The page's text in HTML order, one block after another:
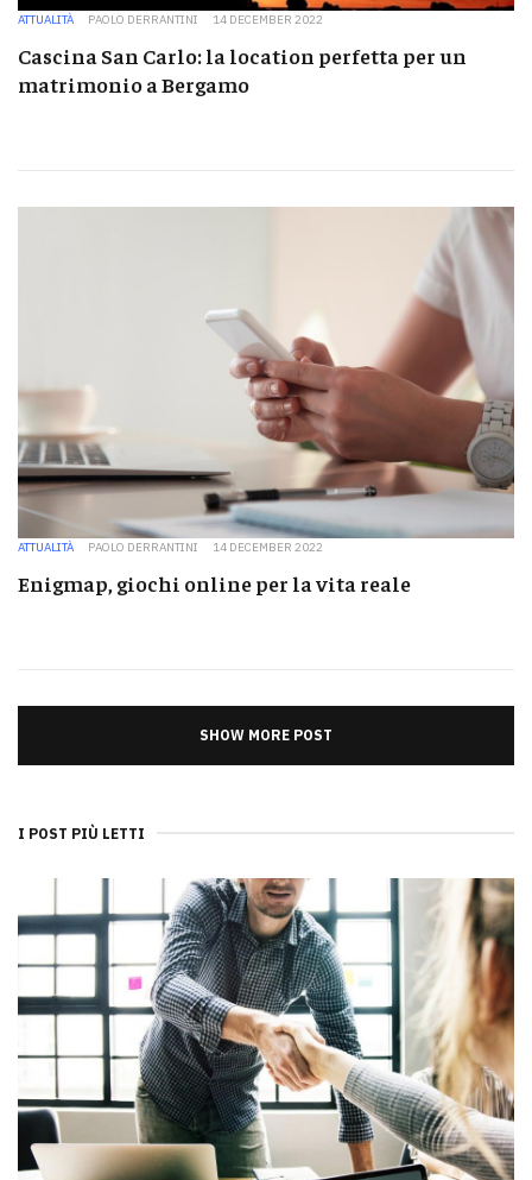
ATTUALITÀ PAOLO DERRANTINI 14 DECEMBER 2022
Cascina San Carlo: la location perfetta per un
matrimonio a Bergamo
ATTUALITÀ PAOLO DERRANTINI 14 DECEMBER 2022
Enigmap, giochi online per la vita reale
SHOW MORE POST
I POST PIÙ LETTI